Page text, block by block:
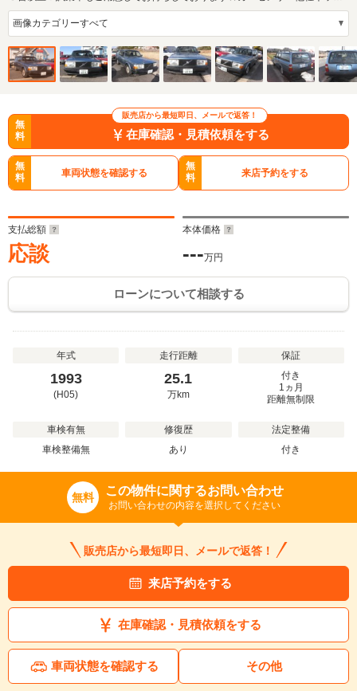
にて多数掲…
販売店から最短即日、メールで返答！
無
料
在庫確認・見積依頼をする
無
料
車両状態を確認する
無
料
来店予約をする
支払総額
応談
本体価格
---万円
ローンについて相談する
年式
1993
(H05)
走行距離
25.1
万km
保証
付き
1ヵ月
距離無制限
車検有無
車検整備無
修復歴
あり
法定整備
付き
無料 この物件に関するお問い合わせ
お問い合わせの内容を選択してください
販売店から最短即日、メールで返答！
来店予約をする
在庫確認・見積依頼をする
車両状態を確認する その他